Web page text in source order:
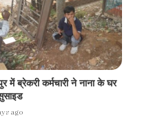
में ब्रेकरी कर्मचारी ने नाना के घर
ago